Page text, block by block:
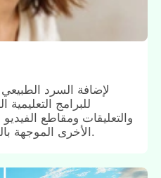
للبرامج التعليمية
والتعليقات ومقاطع الفيديو
وتحميلات YouTube الأخرى الموجهة بالصوت.